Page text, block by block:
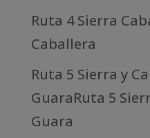
Ruta 4 Sierra
Caballera
Ruta 5 Sierra y
GuaraRuta 5
Guara